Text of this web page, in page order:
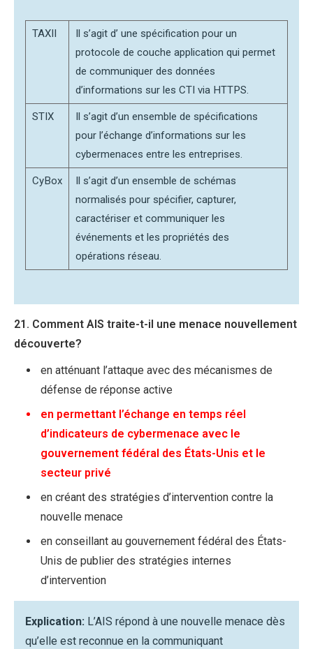
TAXII
Il s’agit d’ une spécification pour un
protocole de couche application qui permet
de communiquer des données
d’informations sur les CTI via HTTPS.
STIX
Il s’agit d’un ensemble de spécifications
pour l’échange d’informations sur les
cybermenaces entre les entreprises.
CyBox
Il s’agit d’un ensemble de schémas
normalisés pour spécifier, capturer,
caractériser et communiquer les
événements et les propriétés des
opérations réseau.
21. Comment AIS traite-t-il une menace nouvellement
découverte?
en atténuant l’attaque avec des mécanismes de
défense de réponse active
en permettant l’échange en temps réel
d’indicateurs de cybermenace avec le
gouvernement fédéral des États-Unis et le
secteur privé
en créant des stratégies d’intervention contre la
nouvelle menace
en conseillant au gouvernement fédéral des États-
Unis de publier des stratégies internes
d’intervention
Explication: L’AIS répond à une nouvelle menace dès
qu’elle est reconnue en la communiquant